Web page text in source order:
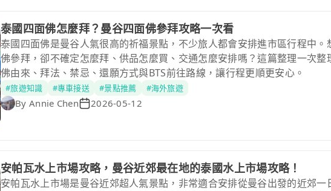
泰國四面佛怎麼拜？曼谷四面佛參拜攻略一次看
泰國四面佛是曼谷人氣很高的祈福景點，不少旅人都會安排進市區行程中。
佛參拜，卻不確定怎麼拜、供品怎麼買、交通怎麼安排嗎？這篇整理一次整
佛由來、拜法、禁忌、還願方式與BTS前往路線，讓行程更順更安心。
#旅遊知識 #專車接送 #景點推薦 #海外旅遊
By Annie Chen 2026-05-12
安帕瓦水上市場攻略，曼谷近郊最在地的泰國水上市場攻略！
安帕瓦水上市場是曼谷近郊超人氣景點，非常適合安排從曼谷出發的近郊一